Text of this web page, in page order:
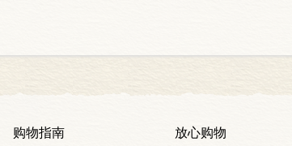
购物指南 放心购物